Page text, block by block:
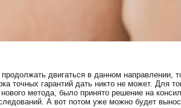
двигаться в данном направлении,
точных гарантий дать никто не может. Для
метода, было принято решение на
А вот потом уже можно будет